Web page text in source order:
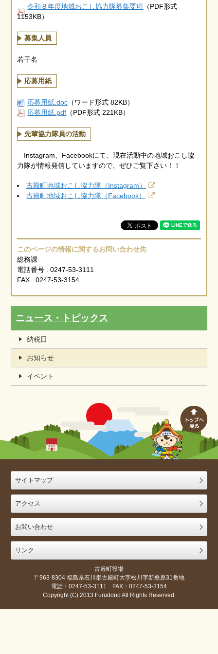
令和８年度地域おこし協力隊募集要項 （PDF形式
1153KB）
募集人員
若干名
応募用紙
応募用紙.doc （ワード形式 82KB）
応募用紙.pdf （PDF形式 221KB）
先輩協力隊員の活動
Instagram、Facebookにて、現在活動中の地域おこし協
力隊が情報発信していますので、ぜひご覧下さい！！
古殿町地域おこし協力隊（Instagram）
古殿町地域おこし協力隊（Facebook）
このページの情報に関するお問い合わせ先
総務課
電話番号 : 0247-53-3111
FAX : 0247-53-3154
ニュース・トピックス
納税日
お知らせ
イベント
サイトマップ
アクセス
お問い合わせ
リンク
古殿町役場
〒963-8304 福島県石川郡古殿町大字松川字新桑原31番地
電話：0247-53-3111 FAX：0247-53-3154
Copyright (C) 2013 Furudono All Rights Reserved.